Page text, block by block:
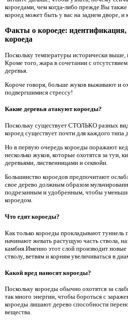
короедами, чем когда-либо прежде.Вы также
короед может быть у вас на заднем дворе, и
Факты о короеде: идентификация,
короеда
Поскольку температуры исторически
Кроме того, жара в сочетании с
деревья.
Короче говоря, больше жуков выживают и
подвергшимися стрессу!
Какие деревья атакуют короеды?
Поскольку существует СТОЛЬКО разных
короед существует почти для каждого типа
Но в первую очередь короеды поражают
несколько жуков, которые охотятся за туи,
деревьями, лиственницами и секвойи.
Большинство короедов предпочитают
свое дерево должным образом
подрезанным и удобренным, чтобы
короедом.
Что едят короеды?
Как только короеды прокладывают туннель
начинают жевать растущую часть ствола,
камбия.Именно этот слой производит
стволу, ветвям и корням увеличиваться в
Какой вред наносят короеды?
Поскольку короеды обычно охотятся за
так много энергии, чтобы бороться с
короеды лишают дерево способности
вещества.